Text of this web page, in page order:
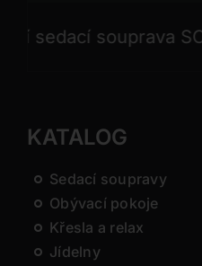
souprava
KATALOG
Sedací soupravy
Obývací pokoje
Křesla a relax
Jídelny